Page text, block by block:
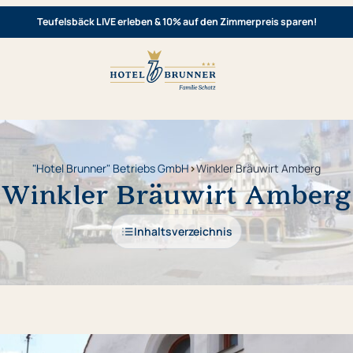
Teufelsbäck LIVE erleben & 10% auf den Zimmerpreis sparen!
"Hotel Brunner" Betriebs GmbH›Winkler Bräuwirt Amberg
Winkler Bräuwirt Amberg
Inhaltsverzeichnis